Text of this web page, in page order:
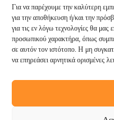
Για να παρέχουμε την καλύτερη
για την αποθήκευση ή/και την
για τις εν λόγω τεχνολογίες θα μας
προσωπικού χαρακτήρα, όπως
σε αυτόν τον ιστότοπο. Η μη
να επηρεάσει αρνητικά ορισμένες